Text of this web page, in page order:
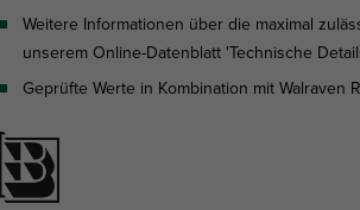
Weitere Informationen über die maximal
unserem Online-Datenblatt 'Technische
Geprüfte Werte in Kombination mit Walraven